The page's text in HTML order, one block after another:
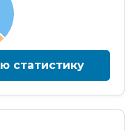
статистику